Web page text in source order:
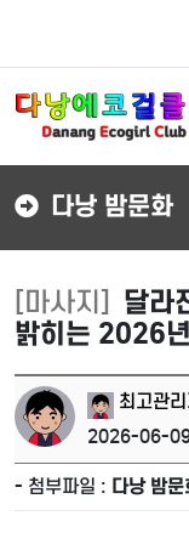
다낭 밤문화
[마사지] 달라
밝히는 2026
최고관
2026-06-
- 첨부파일 : 다낭 밤